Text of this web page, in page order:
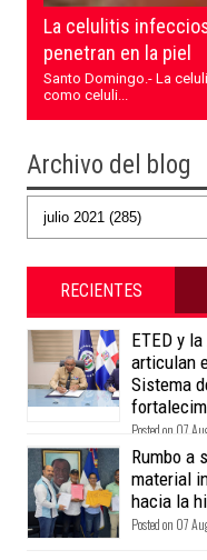
La celulitis
penetran en la piel
Santo Domingo.- La
como celuli...
Archivo del blog
RECIENTES
ETED y
articulan
Sistema
Posted on 07
Rumbo a
material
hacia la
Posted on 07